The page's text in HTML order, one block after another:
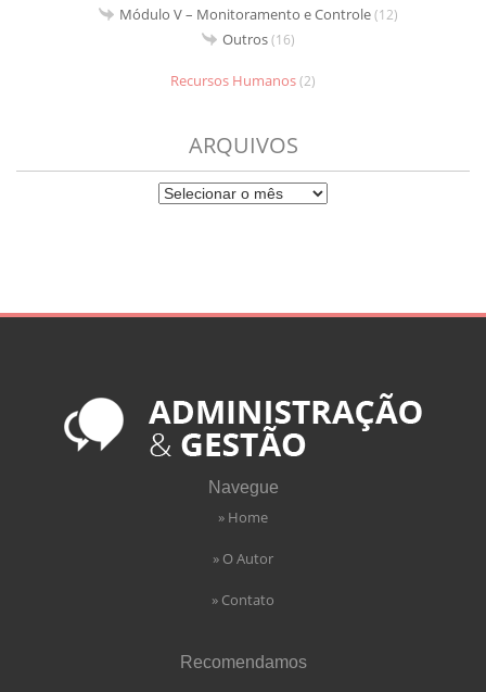
Módulo V – Monitoramento e Controle(12)
Outros(16)
Recursos Humanos(2)
ARQUIVOS
Navegue
» Home
» O Autor
» Contato
Recomendamos